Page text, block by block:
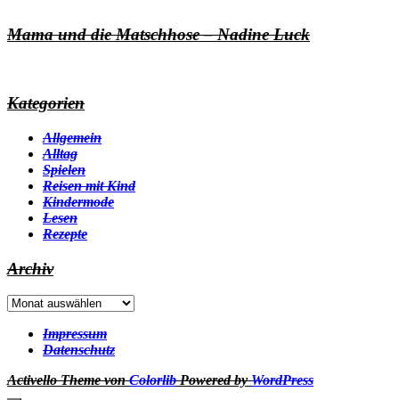
Mama und die Matschhose – Nadine Luck
Kategorien
Allgemein
Alltag
Spielen
Reisen mit Kind
Kindermode
Lesen
Rezepte
Archiv
Archiv
Impressum
Datenschutz
Activello Theme vonColorlibPowered byWordPress